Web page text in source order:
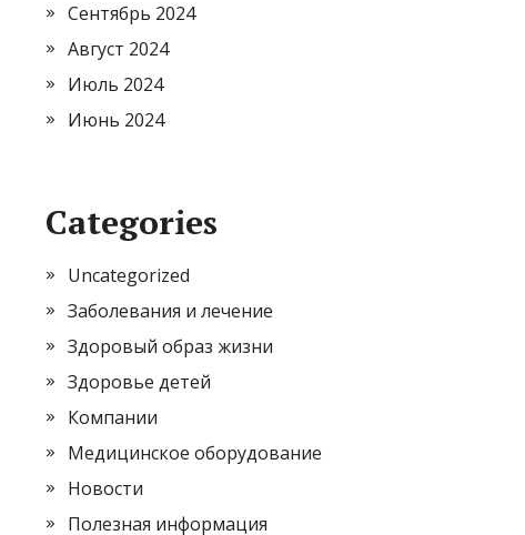
Сентябрь 2024
Август 2024
Июль 2024
Июнь 2024
Categories
Uncategorized
Заболевания и лечение
Здоровый образ жизни
Здоровье детей
Компании
Медицинское оборудование
Новости
Полезная информация